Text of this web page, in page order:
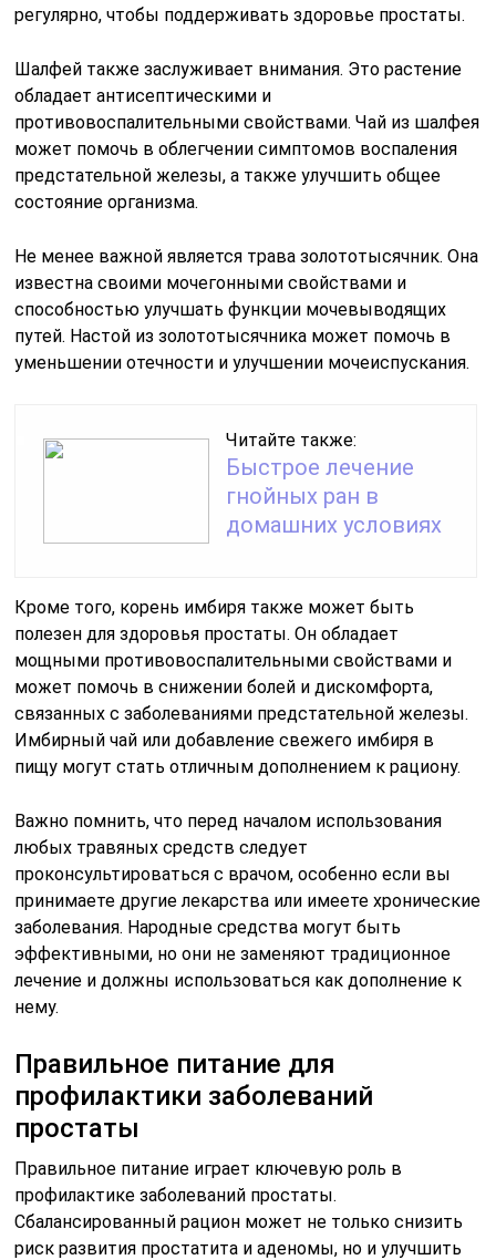
регулярно, чтобы поддерживать здоровье простаты.
Шалфей также заслуживает внимания. Это растение
обладает антисептическими и
противовоспалительными свойствами. Чай из шалфея
может помочь в облегчении симптомов воспаления
предстательной железы, а также улучшить общее
состояние организма.
Не менее важной является трава золототысячник. Она
известна своими мочегонными свойствами и
способностью улучшать функции мочевыводящих
путей. Настой из золототысячника может помочь в
уменьшении отечности и улучшении мочеиспускания.
Читайте также:
Быстрое лечение
гнойных ран в
домашних условиях
Кроме того, корень имбиря также может быть
полезен для здоровья простаты. Он обладает
мощными противовоспалительными свойствами и
может помочь в снижении болей и дискомфорта,
связанных с заболеваниями предстательной железы.
Имбирный чай или добавление свежего имбиря в
пищу могут стать отличным дополнением к рациону.
Важно помнить, что перед началом использования
любых травяных средств следует
проконсультироваться с врачом, особенно если вы
принимаете другие лекарства или имеете хронические
заболевания. Народные средства могут быть
эффективными, но они не заменяют традиционное
лечение и должны использоваться как дополнение к
нему.
Правильное питание для
профилактики заболеваний
простаты
Правильное питание играет ключевую роль в
профилактике заболеваний простаты.
Сбалансированный рацион может не только снизить
риск развития простатита и аденомы, но и улучшить